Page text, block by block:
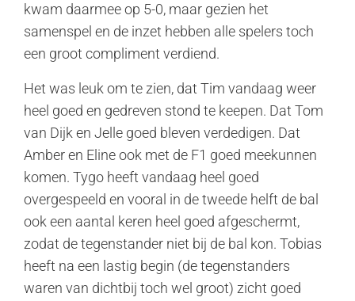
kwam daarmee op 5-0, maar gezien het
samenspel en de inzet hebben alle spelers toch
een groot compliment verdiend.
Het was leuk om te zien, dat Tim vandaag weer
heel goed en gedreven stond te keepen. Dat Tom
van Dijk en Jelle goed bleven verdedigen. Dat
Amber en Eline ook met de F1 goed meekunnen
komen. Tygo heeft vandaag heel goed
overgespeeld en vooral in de tweede helft de bal
ook een aantal keren heel goed afgeschermt,
zodat de tegenstander niet bij de bal kon. Tobias
heeft na een lastig begin (de tegenstanders
waren van dichtbij toch wel groot) zicht goed